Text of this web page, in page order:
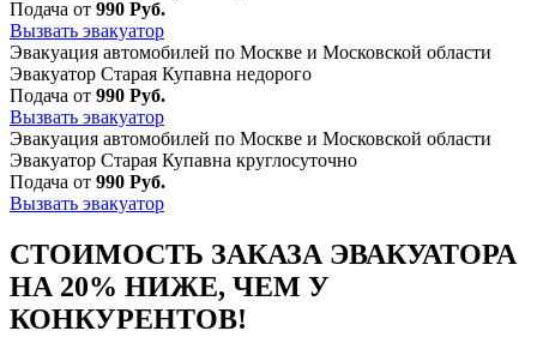
Подача от 990 Руб.
Вызвать эвакуатор
Эвакуация автомобилей по Москве и Московской области
Эвакуатор Старая Купавна недорого
Подача от 990 Руб.
Вызвать эвакуатор
Эвакуация автомобилей по Москве и Московской области
Эвакуатор Старая Купавна круглосуточно
Подача от 990 Руб.
Вызвать эвакуатор
СТОИМОСТЬ ЗАКАЗА ЭВАКУАТОРА
НА 20% НИЖЕ, ЧЕМ У
КОНКУРЕНТОВ!